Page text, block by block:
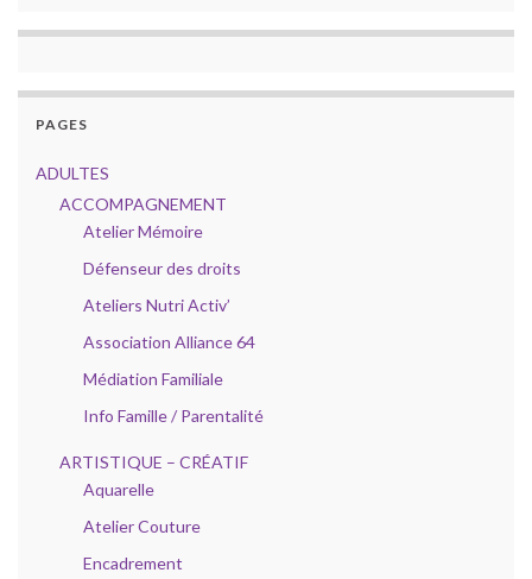
PAGES
ADULTES
ACCOMPAGNEMENT
Atelier Mémoire
Défenseur des droits
Ateliers Nutri Activ’
Association Alliance 64
Médiation Familiale
Info Famille / Parentalité
ARTISTIQUE – CRÉATIF
Aquarelle
Atelier Couture
Encadrement